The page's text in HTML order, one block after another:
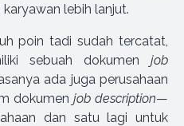
lebih lanjut.
poin tadi sudah tercatat,
sebuah dokumen job
ada juga perusahaan
dokumenjob description—
dan satu lagi untuk